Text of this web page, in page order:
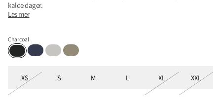
kalde dager.
Les mer
Charcoal
CharcoalIndigo Blue
Dark MoonSilver Green
Størrelser
XS S M L XL XXL